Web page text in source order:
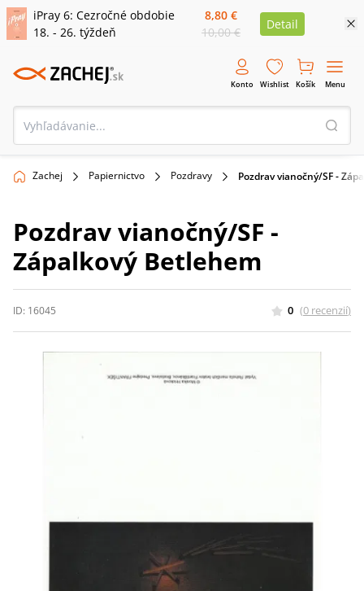
iPray 6: Cezročné obdobie
18. - 26. týždeň
8,80 €
10,00 €
Detail
Konto Wishlist Košík Menu
Zachej Papiernictvo Pozdravy Pozdrav vianočný/SF -
Pozdrav vianočný/SF -
Zápalkový Betlehem
ID: 16045 0 (0 recenzií)